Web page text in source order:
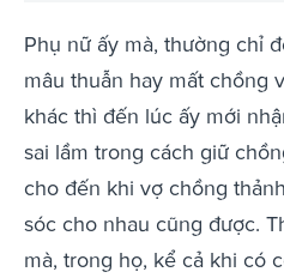
Phụ nữ ấy mà, thường chỉ
mâu thuẫn hay mất chồng
khác thì đến lúc ấy mới
sai lầm trong cách giữ
cho đến khi vợ chồng
sóc cho nhau cũng được.
mà, trong họ, kể cả khi có